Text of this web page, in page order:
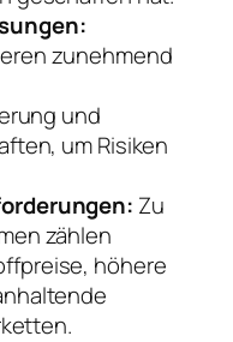
zunehmend
und
um Risiken
Zu
zählen
höhere